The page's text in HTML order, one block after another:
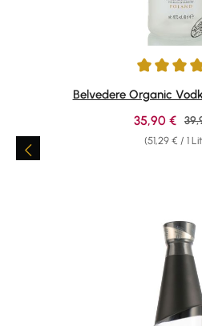
Durchschnittliche Bewertung
Belvedere Organic
(51,29 € / 1
35,90 €